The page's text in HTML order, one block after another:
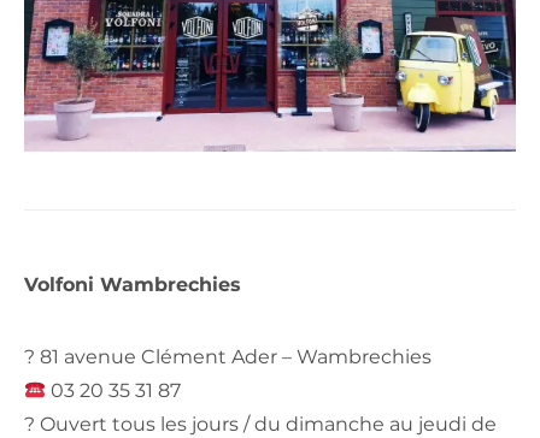
Volfoni Wambrechies
? 81 avenue Clément Ader – Wambrechies
03 20 35 31 87
? Ouvert tous les jours / du dimanche au jeudi de